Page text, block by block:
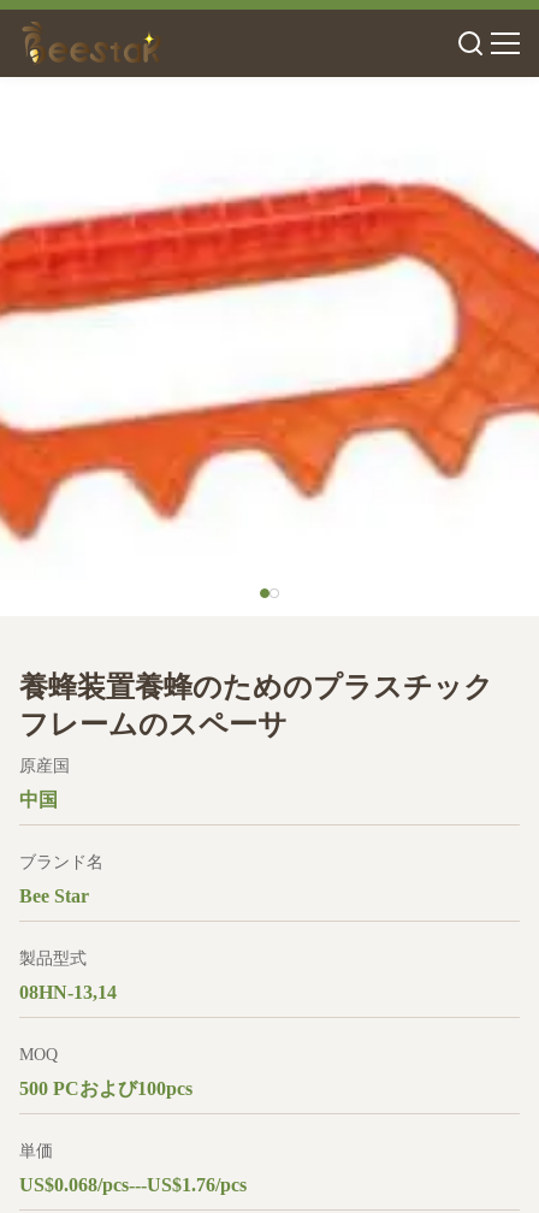
養蜂装置養蜂のためのプラスチック
フレームのスペーサ
原産国
中国
ブランド名
Bee Star
製品型式
08HN-13,14
MOQ
500 PCおよび100pcs
単価
US$0.068/pcs---US$1.76/pcs